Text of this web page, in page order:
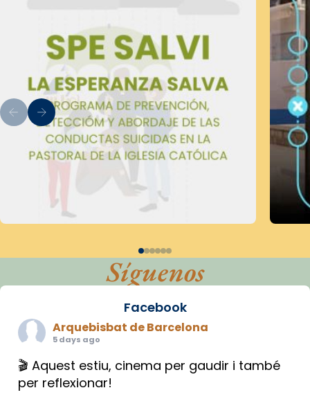
Síguenos
Facebook
Arquebisbat de Barcelona
5 days ago
🎬 Aquest estiu, cinema per gaudir i també
per reflexionar!